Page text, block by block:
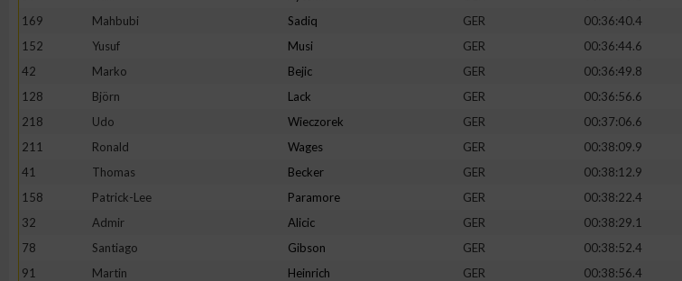
169
Mahbubi Sadiq GER
00:36:40.4
152
Yusuf Musi GER
00:36:44.6
42
Marko Bejic GER
00:36:49.8
128
Björn Lack GER
00:36:56.6
218
Udo Wieczorek GER 00:37:06.6
211
Ronald Wages GER
00:38:09.9
41
Thomas Becker GER
00:38:12.9
158
Patrick-Lee Paramore GER
00:38:22.4
32
Admir Alicic GER
00:38:29.1
78
Santiago Gibson GER 00:38:52.4
91
Martin Heinrich GER
00:38:56.4
Verwendung von Profilen zur Auswahl personalisierter Inhalte
Messung der Werbeleistung
Messung der Performance von Inhalten
Analyse von Zielgruppen durch Statistiken oder Kombinationen von Daten aus
verschiedenen Quellen